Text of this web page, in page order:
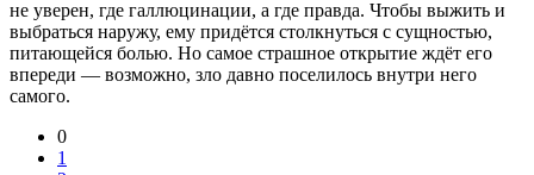
не уверен, где галлюцинации, а где правда. Чтобы выжить и
выбраться наружу, ему придётся столкнуться с сущностью,
питающейся болью. Но самое страшное открытие ждёт его
впереди — возможно, зло давно поселилось внутри него
самого.
0
1